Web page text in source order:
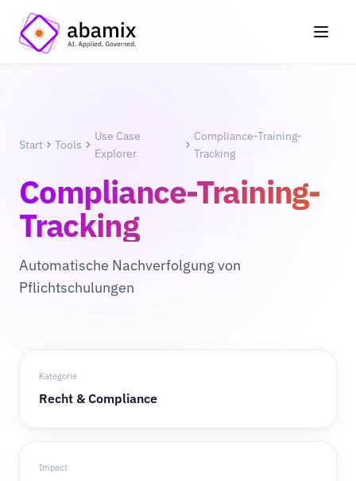
Start Tools
Use Case
Explorer
Compliance-Training-
Tracking
Compliance-Training-
Tracking
Automatische Nachverfolgung von
Pflichtschulungen
Kategorie
Recht & Compliance
Impact